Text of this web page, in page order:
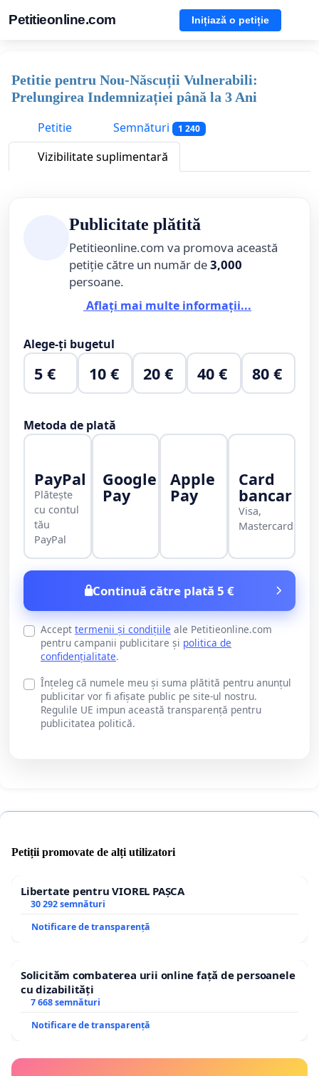
Petitieonline.com Inițiază o petiție
Petitie pentru Nou-Născuții Vulnerabili:
Prelungirea Indemnizației până la 3 Ani
Petitie
Semnături 1 240
Vizibilitate suplimentară
Publicitate plătită
Petitieonline.com va promova această
petiție către un număr de3,000
persoane.
Aflați mai multe informații...
Alege-ți bugetul
5 € 10 € 20 € 40 € 80 €
Metoda de plată
PayPal
Plătește
cu contul
tău
PayPal
Google
Pay
Apple
Pay
Card
bancar
Visa,
Mastercard
Continuă către plată 5 €
Accept termenii și condițiile ale Petitieonline.com
pentru campanii publicitare și politica de
confidențialitate.
Înțeleg că numele meu și suma plătită pentru anunțul
publicitar vor fi afișate public pe site-ul nostru.
Regulile UE impun această transparență pentru
publicitatea politică.
Petiții promovate de alți utilizatori
Libertate pentru VIOREL PAȘCA
30 292 semnături
Notificare de transparență
Solicităm combaterea urii online față de persoanele
cu dizabilități
7 668 semnături
Notificare de transparență